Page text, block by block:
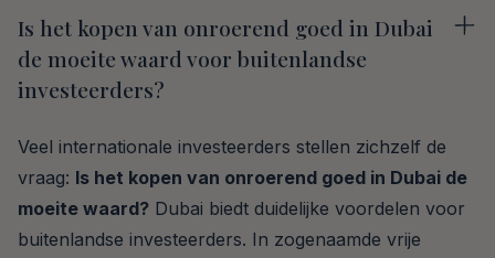
Is het kopen van onroerend goed in Dubai
de moeite waard voor buitenlandse
investeerders?
Veel internationale investeerders stellen zichzelf de
vraag: Is het kopen van onroerend goed in Dubai de
moeite waard? Dubai biedt duidelijke voordelen voor
buitenlandse investeerders. In zogenaamde vrije